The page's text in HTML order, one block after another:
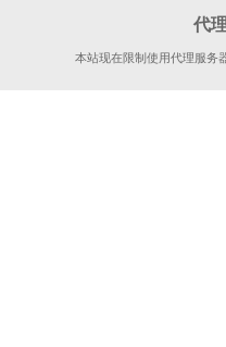
代
本站现在限制使用代理服务